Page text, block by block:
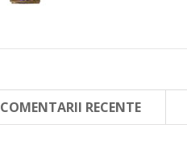
COMENTARII RECENTE